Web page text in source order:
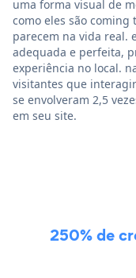
uma forma visual de
como eles são
parecem na vida real.
adequada e perfeita,
experiência no local.
visitantes que
se envolveram 2,5
em seu site.
250% de